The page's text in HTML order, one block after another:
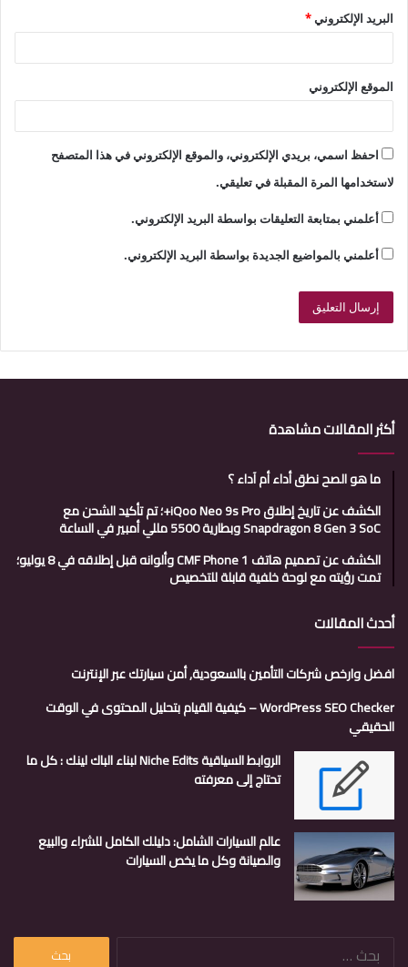
البريد الإلكتروني*
الموقع الإلكتروني
احفظ اسمي، بريدي الإلكتروني، والموقع الإلكتروني في هذا المتصفح
لاستخدامها المرة المقبلة في تعليقي.
أعلمني بمتابعة التعليقات بواسطة البريد الإلكتروني.
أعلمني بالمواضيع الجديدة بواسطة البريد الإلكتروني.
أكثر المقالات مشاهدة
ما هو الصح نطق أداء أم آداء ؟
الكشف عن تاريخ إطلاق iQoo Neo 9s Pro+؛ تم تأكيد الشحن مع
Snapdragon 8 Gen 3 SoC وبطارية 5500 مللي أمبير في الساعة
الكشف عن تصميم هاتف CMF Phone 1 وألوانه قبل إطلاقه في 8 يوليو؛
تمت رؤيته مع لوحة خلفية قابلة للتخصيص
أحدث المقالات
افضل وارخص شركات التأمين بالسعودية, أمن سيارتك عبر الإنترنت
WordPress SEO Checker – كيفية القيام بتحليل المحتوى في الوقت
الحقيقي
الروابط السياقية Niche Edits لبناء الباك لينك : كل ما
تحتاج إلى معرفته
عالم السيارات الشامل: دليلك الكامل للشراء والبيع
والصيانة وكل ما يخص السيارات
البحث